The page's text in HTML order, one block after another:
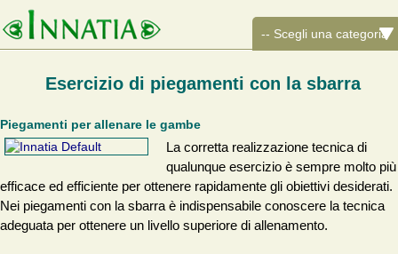
Esercizio di piegamenti con la sbarra
Piegamenti per allenare le gambe
La corretta realizzazione tecnica di
qualunque esercizio è sempre molto più
efficace ed efficiente per ottenere rapidamente gli obiettivi desiderati.
Nei piegamenti con la sbarra è indispensabile conoscere la tecnica
adeguata per ottenere un livello superiore di allenamento.